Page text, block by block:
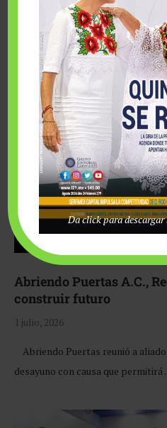
Fairmont Mayakoba y Make-A-
esfuerzos para hacer realidad el
Abriendo Puertas A.C.,
construir futuro
1 julio, 2026
Abriendo Puertas reunió a
desayuno con causa que permitirá
Da click para